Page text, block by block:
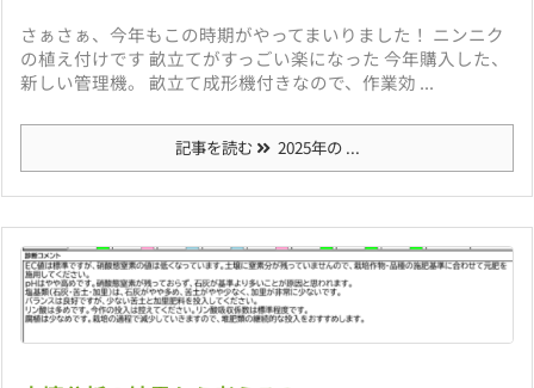
さぁさぁ、今年もこの時期がやってまいりました！ ニンニク
の植え付けです 畝立てがすっごい楽になった 今年購入した、
新しい管理機。 畝立て成形機付きなので、作業効 ...
記事を読む 2025年の ...